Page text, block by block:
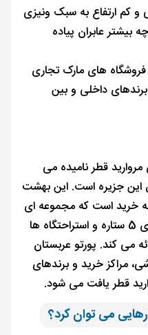
و کم ارتفاع به سبک ونیزی
عابران پیاده
های مارک تجاری
داخلی و بین
قطر نامیده می
این جزیره است. این بهشت
به خرید است که مجموعه ‌ای
از برند های بین ‌المللی، هتل‌ های 5 ستاره و استراحتگاه‌ ها
می ‌کند. پورتو عربستان
مراکز خرید و برندهای
قطر یافت می شود.
می توان کرد؟